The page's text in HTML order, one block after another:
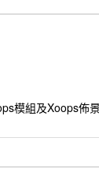
模組及Xoops佈